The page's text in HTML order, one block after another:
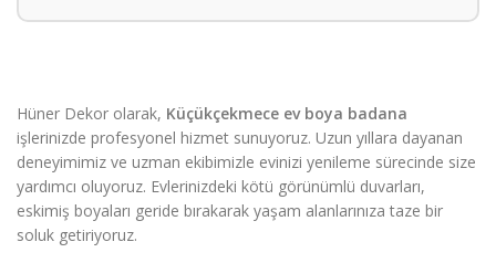
Hüner Dekor olarak, Küçükçekmece ev boya badana
işlerinizde profesyonel hizmet sunuyoruz. Uzun yıllara dayanan
deneyimimiz ve uzman ekibimizle evinizi yenileme sürecinde size
yardımcı oluyoruz. Evlerinizdeki kötü görünümlü duvarları,
eskimiş boyaları geride bırakarak yaşam alanlarınıza taze bir
soluk getiriyoruz.